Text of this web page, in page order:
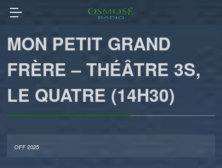
MON PETIT GRAND
FRÈRE – THÉÂTRE 3S,
LE QUATRE (14H30)
OFF 2025